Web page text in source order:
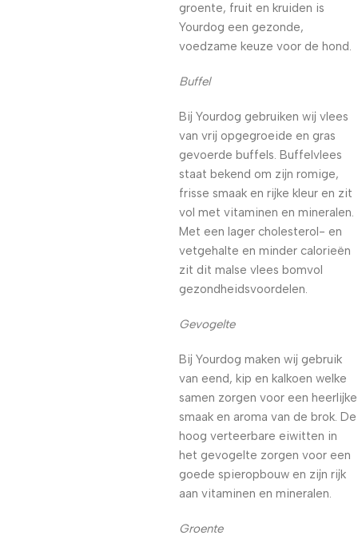
groente, fruit en kruiden is
Yourdog een gezonde,
voedzame keuze voor de hond.
Buffel
Bij Yourdog gebruiken wij vlees
van vrij opgegroeide en gras
gevoerde buffels. Buffelvlees
staat bekend om zijn romige,
frisse smaak en rijke kleur en zit
vol met vitaminen en mineralen.
Met een lager cholesterol- en
vetgehalte en minder calorieën
zit dit malse vlees bomvol
gezondheidsvoordelen.
Gevogelte
Bij Yourdog maken wij gebruik
van eend, kip en kalkoen welke
samen zorgen voor een heerlijke
smaak en aroma van de brok. De
hoog verteerbare eiwitten in
het gevogelte zorgen voor een
goede spieropbouw en zijn rijk
aan vitaminen en mineralen.
Groente